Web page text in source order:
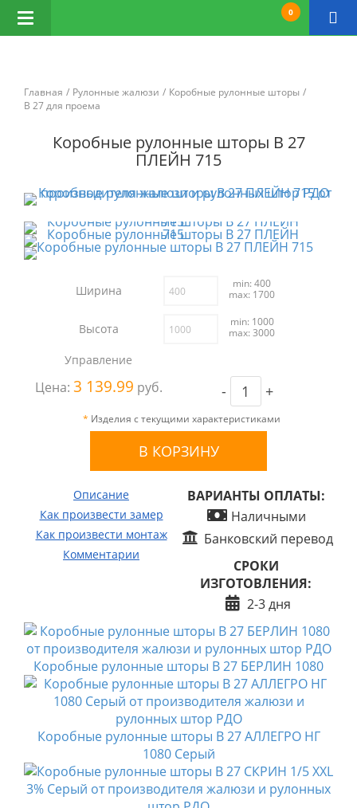
0
Открыть
навигацию
Главная Рулонные жалюзи
Коробные рулонные шторы
B 27 для проема
Коробные рулонные шторы B 27
ПЛЕЙН 715
Ширина
min: 400
max: 1700
Высота
min: 1000
max: 3000
Управление
Цена: 3 139.99 руб. - +
* Изделия с текущими характеристиками
Описание
Как произвести замер
Как произвести монтаж
Комментарии
ВАРИАНТЫ ОПЛАТЫ:
Наличными
Банковский перевод
СРОКИ
ИЗГОТОВЛЕНИЯ:
2-3 дня
Коробные рулонные шторы B 27 БЕРЛИН 1080
Коробные рулонные шторы B 27 АЛЛЕГРО НГ
1080 Серый